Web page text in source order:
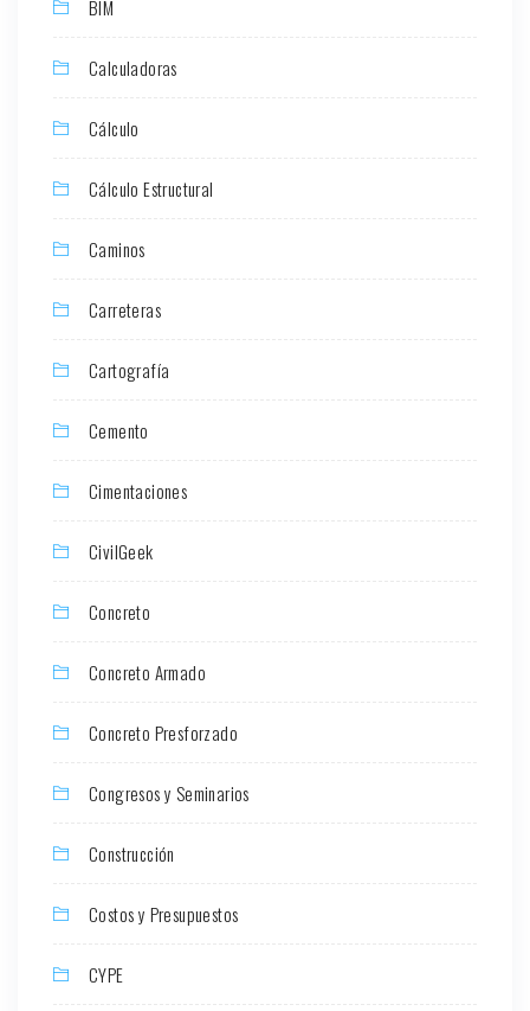
BIM
Calculadoras
Cálculo
Cálculo Estructural
Caminos
Carreteras
Cartografía
Cemento
Cimentaciones
CivilGeek
Concreto
Concreto Armado
Concreto Presforzado
Congresos y Seminarios
Construcción
Costos y Presupuestos
CYPE